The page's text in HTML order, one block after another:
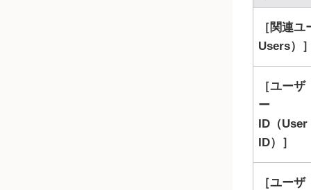
関連ユ
Users）
ユーザ
ー
ID（User
ID）
ユーザ